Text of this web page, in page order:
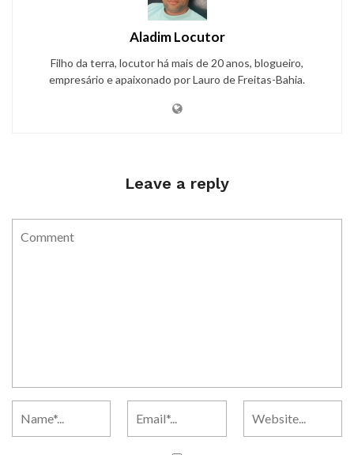
Aladim Locutor
Filho da terra, locutor há mais de 20 anos, blogueiro,
empresário e apaixonado por Lauro de Freitas-Bahia.
Leave a reply